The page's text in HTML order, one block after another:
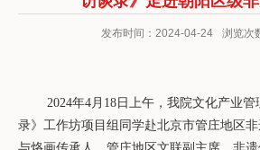
发布时间：2024-04-24 浏览次
2024年4月 18 日上午，我院文化产业
录》工作坊项目组同学赴北京市管庄地区